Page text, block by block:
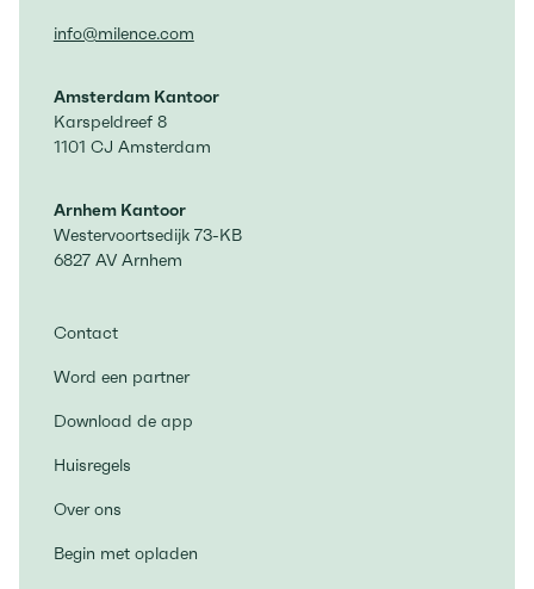
info@milence.com
Amsterdam Kantoor
Karspeldreef 8
1101 CJ Amsterdam
Arnhem Kantoor
Westervoortsedijk 73-KB
6827 AV Arnhem
Contact
Word een partner
Download de app
Huisregels
Over ons
Begin met opladen